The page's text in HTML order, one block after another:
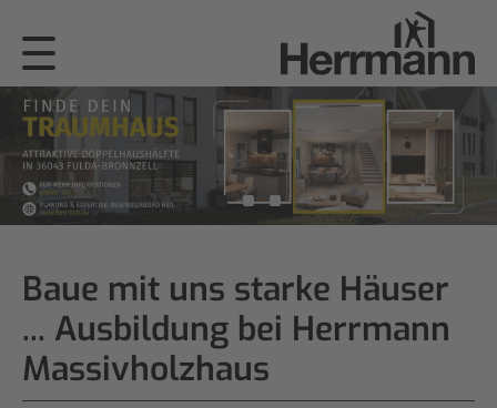
Baue mit uns starke Häuser
... Ausbildung bei Herrmann
Massivholzhaus